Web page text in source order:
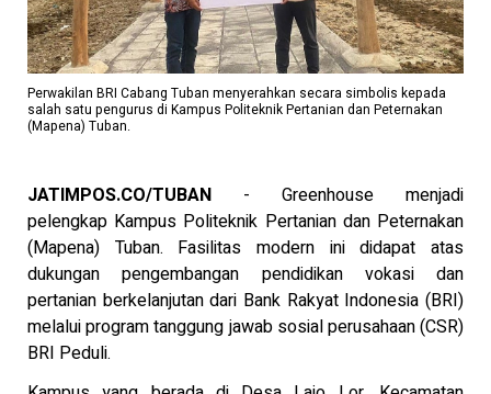
Perwakilan BRI Cabang Tuban menyerahkan secara simbolis kepada
salah satu pengurus di Kampus Politeknik Pertanian dan Peternakan
(Mapena) Tuban.
JATIMPOS.CO/TUBAN - Greenhouse menjadi
pelengkap Kampus Politeknik Pertanian dan Peternakan
(Mapena) Tuban. Fasilitas modern ini didapat atas
dukungan pengembangan pendidikan vokasi dan
pertanian berkelanjutan dari Bank Rakyat Indonesia (BRI)
melalui program tanggung jawab sosial perusahaan (CSR)
BRI Peduli.